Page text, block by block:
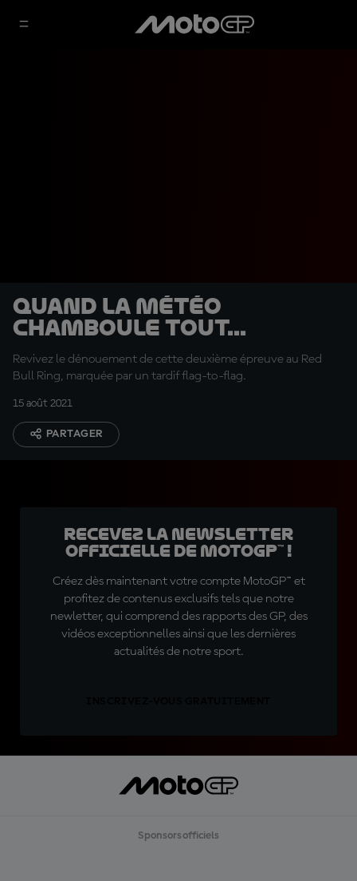
Quand la météo
chamboule tout...
Revivez le dénouement de cette deuxième épreuve au Red
Bull Ring, marquée par un tardif flag-to-flag.
15 août 2021
PARTAGER
Recevez la Newsletter
officielle de MotoGP™ !
Créez dès maintenant votre compte MotoGP™ et
profitez de contenus exclusifs tels que notre
newletter, qui comprend des rapports des GP, des
vidéos exceptionnelles ainsi que les dernières
actualités de notre sport.
Sponsors officiels